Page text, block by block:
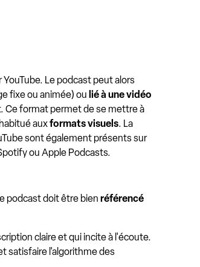
Le podcast peut alors
fixe ou animée) ou lié à une vidéo
Ce format permet de se mettre à
auxformats visuels. La
sont également présents sur
ou Apple Podcasts.
podcast doit être bien référencé
claire et qui incite à l'écoute.
satisfaire l'algorithme des